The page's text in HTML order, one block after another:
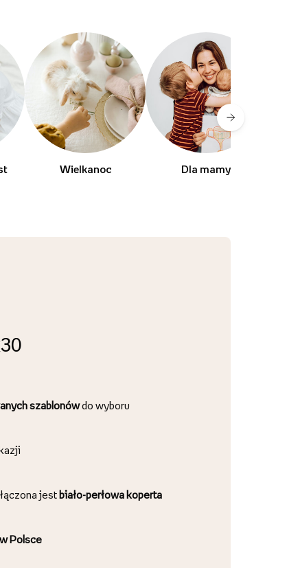
Wielkanoc Dla mamy
szablonówdo wyboru
jest biało-perłowa koperta
w Polsce